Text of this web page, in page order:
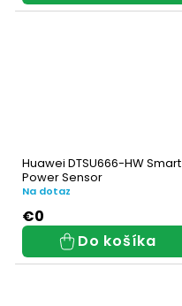
Huawei DTSU666-HW Smart
Power Sensor
Na dotaz
€0
Do košíka